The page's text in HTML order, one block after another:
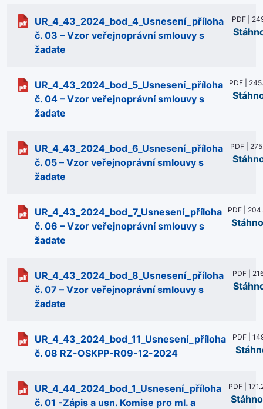
UR_4_43_2024_bod_4_Usnesení_příloha
č. 03 – Vzor veřejnoprávní smlouvy s
žadate
PDF |
UR_4_43_2024_bod_5_Usnesení_příloha
č. 04 – Vzor veřejnoprávní smlouvy s
žadate
PDF |
UR_4_43_2024_bod_6_Usnesení_příloha
č. 05 – Vzor veřejnoprávní smlouvy s
žadate
PDF |
UR_4_43_2024_bod_7_Usnesení_příloha
č. 06 – Vzor veřejnoprávní smlouvy s
žadate
PDF |
UR_4_43_2024_bod_8_Usnesení_příloha
č. 07 – Vzor veřejnoprávní smlouvy s
žadate
PDF |
UR_4_43_2024_bod_11_Usnesení_příloha
č. 08 RZ-OSKPP-R09-12-2024
PDF |
UR_4_44_2024_bod_1_Usnesení_příloha
č. 01 -Zápis a usn. Komise pro ml. a
PDF |